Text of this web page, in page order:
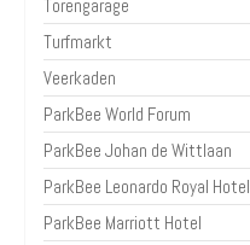
Torengarage
Turfmarkt
Veerkaden
ParkBee World Forum
ParkBee Johan de Wittlaan
ParkBee Leonardo Royal Hotel
ParkBee Marriott Hotel